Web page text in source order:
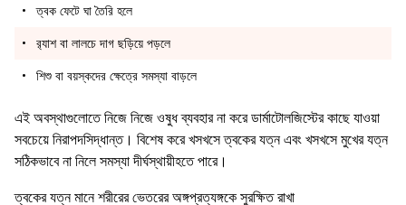
ত্বক ফেটে ঘা তৈরি হলে
র‍্যাশ বা লালচে দাগ ছড়িয়ে পড়লে
শিশু বা বয়স্কদের ক্ষেত্রে সমস্যা বাড়লে
এই অবস্থাগুলোতে নিজে নিজে ওষুধ ব্যবহার না করে ডার্মাটোলজিস্টের কাছে যাওয়া
সবচেয়ে নিরাপদসিদ্ধান্ত। বিশেষ করে খসখসে ত্বকের যত্ন এবং খসখসে মুখের যত্ন
সঠিকভাবে না নিলে সমস্যা দীর্ঘস্থায়ীহতে পারে।
ত্বকের যত্ন মানে শরীরের ভেতরের অঙ্গপ্রত্যঙ্গকে সুরক্ষিত রাখা